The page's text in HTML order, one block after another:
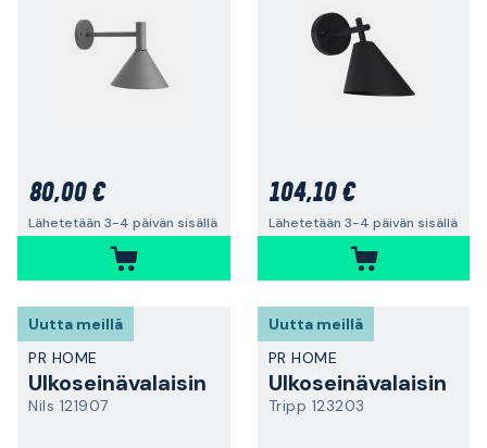
80,00 €
Lähetetään 3-4 päivän sisällä
104,10 €
Lähetetään 3-4 päivän sisällä
Uutta meillä
PR HOME
Ulkoseinävalaisin
Nils 121907
Uutta meillä
PR HOME
Ulkoseinävalaisin
Tripp 123203